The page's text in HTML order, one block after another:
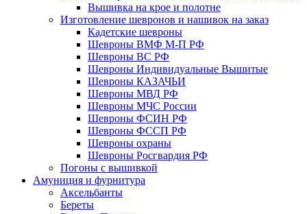
Вышивка на крое и полотне
Изготовление шевронов и нашивок на заказ
Кадетские шевроны
Шевроны ВМФ М-П РФ
Шевроны ВС РФ
Шевроны Индивидуальные Вышитые
Шевроны КАЗАЧЬИ
Шевроны МВД РФ
Шевроны МЧС России
Шевроны ФСИН РФ
Шевроны ФССП РФ
Шевроны охраны
Шевроны Росгвардия РФ
Погоны с вышивкой
Амуниция и фурнитура
Аксельбанты
Береты